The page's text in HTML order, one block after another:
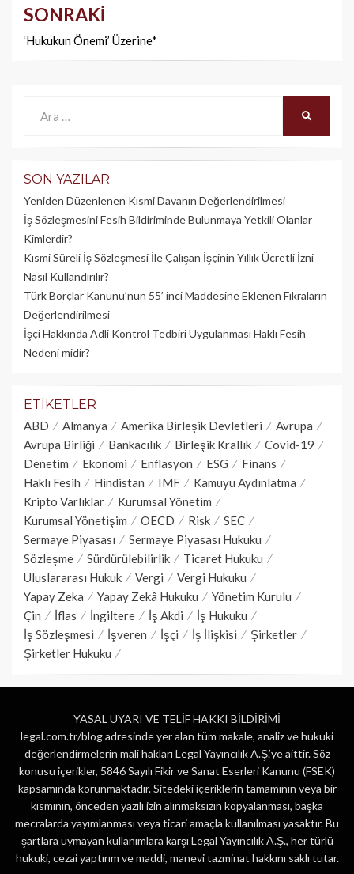
SONRAKI
‘Hukukun Önemi’ Üzerine*
SON YAZILAR
Yeniden Düzenlenen Kısmi Davanın Değerlendirilmesi
İş Sözleşmesini Fesih Bildiriminde Bulunmaya Yetkili Olanlar
Kimlerdir?
Kısmi Süreli İş Sözleşmesi İle Çalışan İşçinin Yıllık Üc­retli İzni
Nasıl Kullandırılır?
Türk Borçlar Kanunu’nun 55’ inci Maddesine Eklenen Fıkraların
Değerlendirilmesi
İşçi Hakkında Adli Kontrol Tedbiri Uygulanması Haklı Fesih
Nedeni midir?
ETIKETLER
ABD Almanya Amerika Birleşik Devletleri
Avrupa
Avrupa Birliği
Bankacılık Birleşik Krallık
Covid-19
Denetim
Ekonomi Enflasyon ESG
Finans
Haklı Fesih
Hindistan IMF
Kamuyu Aydınlatma
Kripto Varlıklar
Kurumsal Yönetim
Kurumsal Yönetişim
OECD Risk
SEC
Sermaye Piyasası
Sermaye Piyasası Hukuku
Sözleşme
Sürdürülebilirlik
Ticaret Hukuku
Uluslararası Hukuk
Vergi
Vergi Hukuku
Yapay Zeka
Yapay Zekâ Hukuku
Yönetim Kurulu
Çin
İflas İngiltere İş Akdi
İş Hukuku
İş Sözleşmesi
İşveren İşçi İş İlişkisi
Şirketler
Şirketler Hukuku
YASAL UYARI VE TELİF HAKKI BİLDİRİMİ
legal.com.tr/blog adresinde yer alan tüm makale, analiz ve hukuki
değerlendirmelerin mali hakları Legal Yayıncılık A.Ş.’ye aittir. Söz
konusu içerikler, 5846 Sayılı Fikir ve Sanat Eserleri Kanunu (FSEK)
kapsamında korunmaktadır. Sitedeki içeriklerin tamamının veya bir
kısmının, önceden yazılı izin alınmaksızın kopyalanması, başka
mecralarda yayımlanması veya ticari amaçla kullanılması yasaktır. Bu
şartlara uymayan kullanımlara karşı Legal Yayıncılık A.Ş., her türlü
hukuki, cezai yaptırım ve maddi, manevi tazminat hakkını saklı tutar.